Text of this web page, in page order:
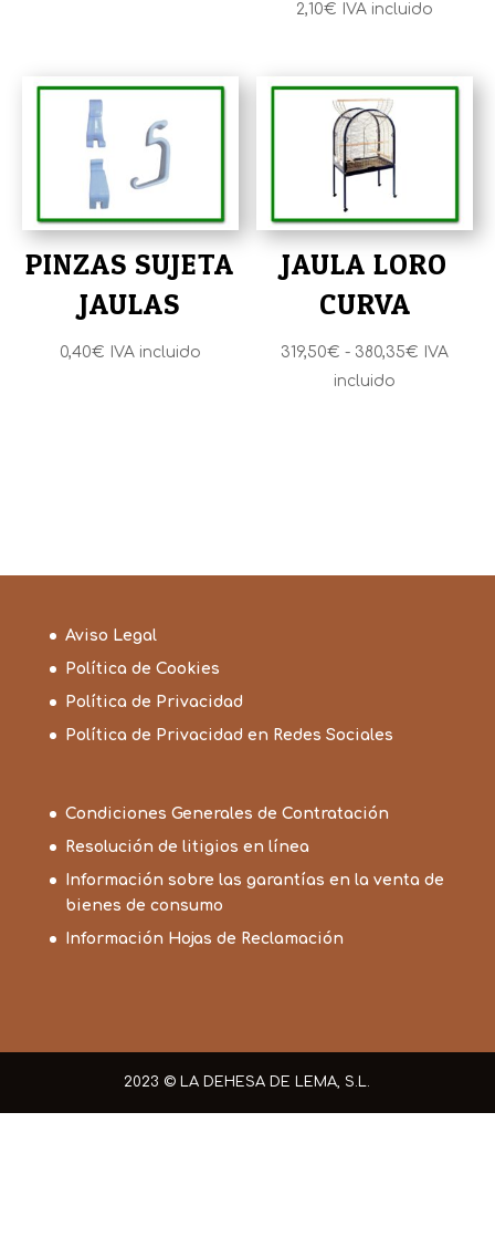
2,10€ IVA incluido
PINZAS SUJETA
JAULAS
0,40€ IVA incluido
JAULA LORO
CURVA
319,50€ - 380,35€ Rango
IVA
incluido
Aviso Legal
Política de Cookies
Política de Privacidad
Política de Privacidad en Redes Sociales
Condiciones Generales de Contratación
Resolución de litigios en línea
Información sobre las garantías en la venta de
bienes de consumo
Información Hojas de Reclamación
2023 © LA DEHESA DE LEMA, S.L.